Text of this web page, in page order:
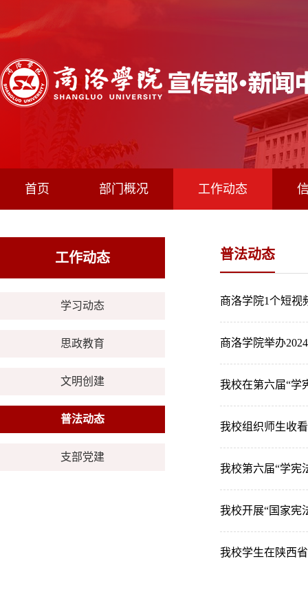
首页 部门概况 工作动态
工作动态
学习动态
思政教育
文明创建
普法动态
支部党建
普法动态
商洛学院1个短视
商洛学院举办
我校在第六届“学
我校组织师生收
我校第六届“学宪
我校开展“国家宪
我校学生在陕西